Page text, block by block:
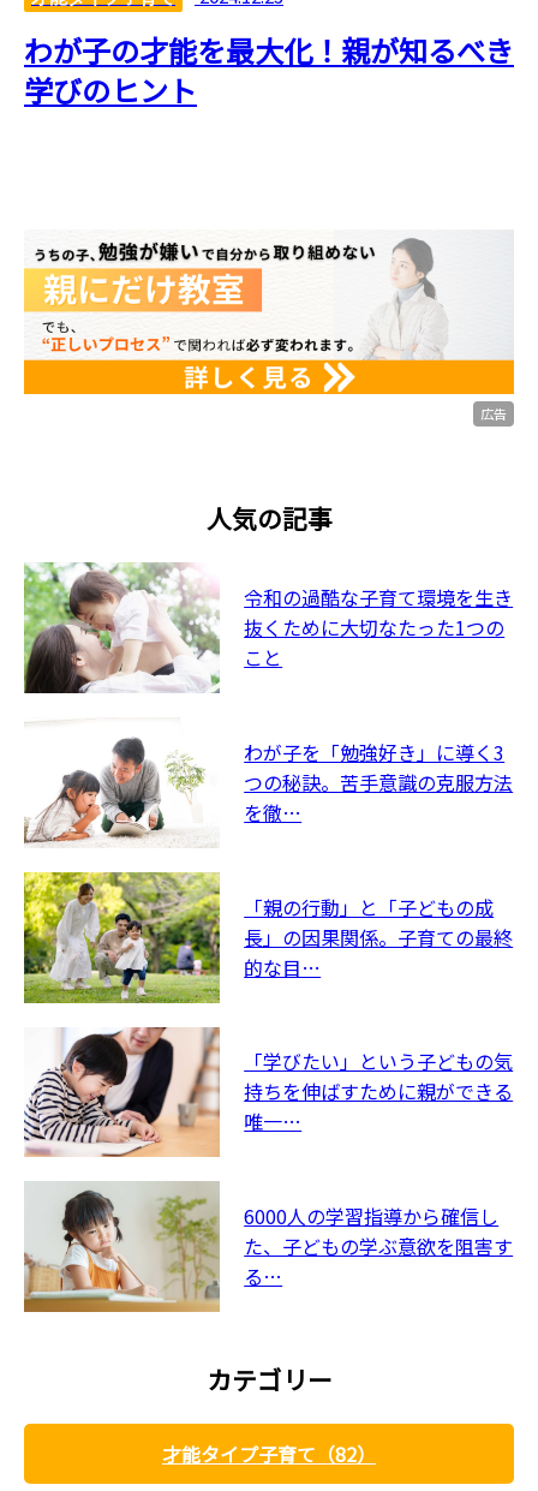
わが子の才能を最大化！親が知るべき
学びのヒント
広告
人気の記事
令和の過酷な子育て環境を生き
抜くために大切なたった1つの
こと
わが子を「勉強好き」に導く3
つの秘訣。苦手意識の克服方法
を徹…
「親の行動」と「子どもの成
長」の因果関係。子育ての最終
的な目…
「学びたい」という子どもの気
持ちを伸ばすために親ができる
唯一…
6000人の学習指導から確信し
た、子どもの学ぶ意欲を阻害す
る…
カテゴリー
才能タイプ子育て（82）